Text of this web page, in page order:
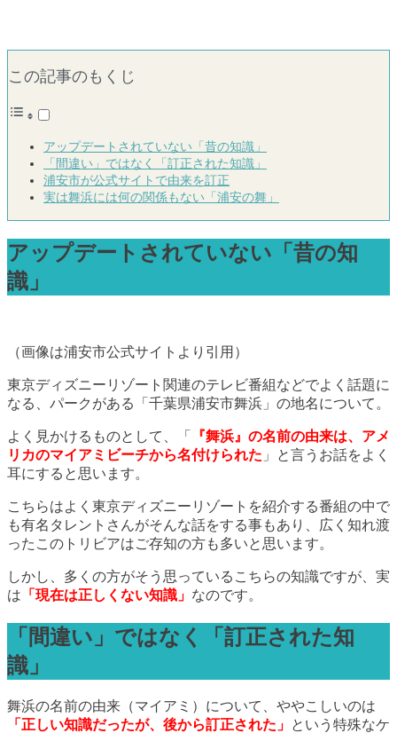
この記事のもくじ
アップデートされていない「昔の知識」
「間違い」ではなく「訂正された知識」
浦安市が公式サイトで由来を訂正
実は舞浜には何の関係もない「浦安の舞」
アップデートされていない「昔の知
識」
（画像は浦安市公式サイトより引用）
東京ディズニーリゾート関連のテレビ番組などでよく話題に
なる、パークがある「千葉県浦安市舞浜」の地名について。
よく見かけるものとして、「
『舞浜』の名前の由来は、アメ
リカのマイアミビーチから名付けられた 」と言うお話をよく
耳にすると思います。
こちらはよく東京ディズニーリゾートを紹介する番組の中で
も有名タレントさんがそんな話をする事もあり、広く知れ渡
ったこのトリビアはご存知の方も多いと思います。
しかし、多くの方がそう思っているこちらの知識ですが、実
は 「現在は正しくない知識」 なのです。
「間違い」ではなく「訂正された知
識」
舞浜の名前の由来（マイアミ）について、ややこしいのは
「正しい知識だったが、後から訂正された」 という特殊なケ